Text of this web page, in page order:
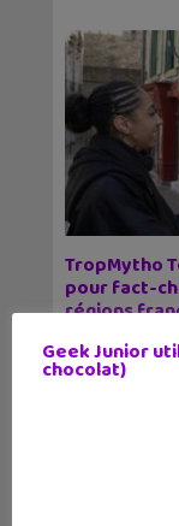
TropMytho
pour fact-
régions
3 septembre
Les clichés
Geek Junior
chocolat)